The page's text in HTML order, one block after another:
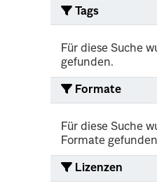
Tags
Für diese Suche
gefunden.
Formate
Für diese Suche
Formate
Lizenzen